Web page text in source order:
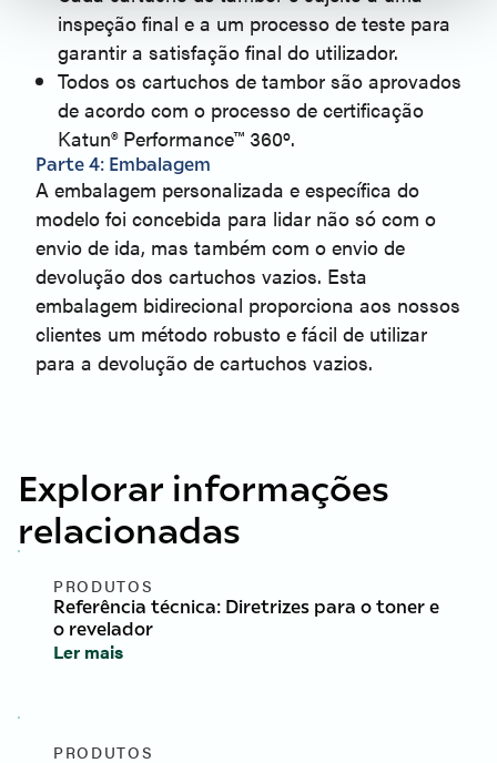
inspeção final e a um processo de teste para
garantir a satisfação final do utilizador.
Todos os cartuchos de tambor são aprovados
de acordo com o processo de certificação
Katun® Performance™ 360º.
Parte 4: Embalagem
A embalagem personalizada e específica do
modelo foi concebida para lidar não só com o
envio de ida, mas também com o envio de
devolução dos cartuchos vazios. Esta
embalagem bidirecional proporciona aos nossos
clientes um método robusto e fácil de utilizar
para a devolução de cartuchos vazios.
Explorar informações
relacionadas
PRODUTOS
Referência técnica: Diretrizes para o toner e
o revelador
Ler mais
PRODUTOS